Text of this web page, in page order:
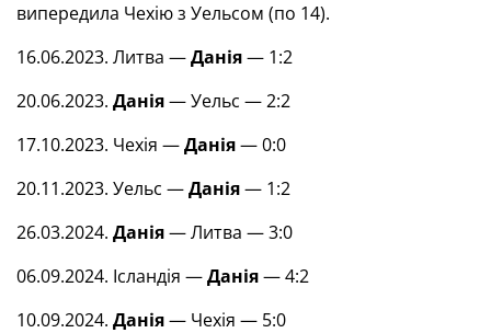
випередила Чехію з Уельсом (по 14).
16.06.2023. Литва —Данія— 1:2
20.06.2023. Данія— Уельс — 2:2
17.10.2023. Чехія —Данія— 0:0
20.11.2023. Уельс —Данія— 1:2
26.03.2024. Данія— Литва — 3:0
06.09.2024. Ісландія —Данія— 4:2
10.09.2024. Данія— Чехія — 5:0